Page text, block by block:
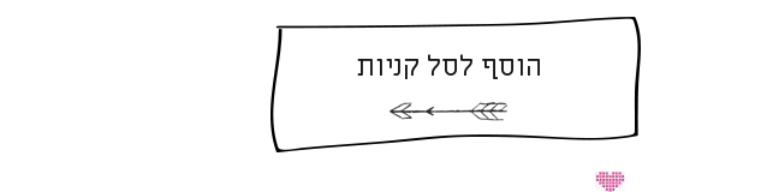
הוסף לסל קניות